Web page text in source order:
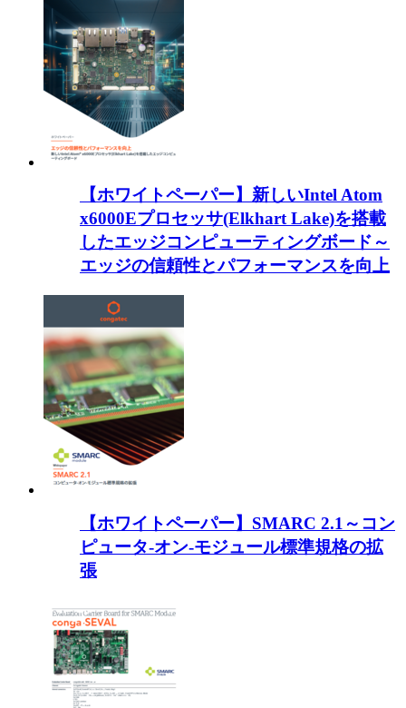
【ホワイトペーパー】新しいIntel Atom
x6000Eプロセッサ(Elkhart Lake)を搭載
したエッジコンピューティングボード～
エッジの信頼性とパフォーマンスを向上
【ホワイトペーパー】SMARC 2.1～コン
ピュータ-オン-モジュール標準規格の拡
張